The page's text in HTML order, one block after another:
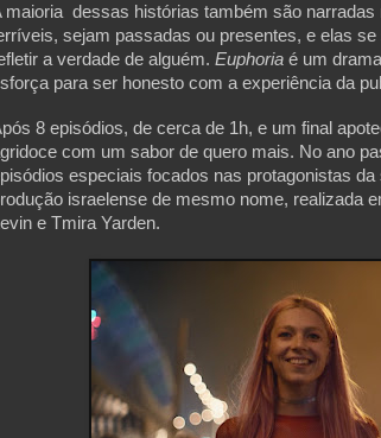
maioria  dessas histórias também são
sejam passadas ou presentes, e elas
a verdade de alguém. Euphoria é um
para ser honesto com a experiência da
8 episódios, de cerca de 1h, e um final
com um sabor de quero mais. No ano
especiais focados nas protagonistas
israelense de mesmo nome, realizada
Levin e Tmira Yarden.